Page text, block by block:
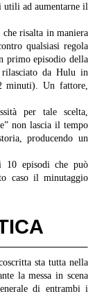
utili ad aumentarne il
risalta in maniera
qualsiasi regola
primo episodio della
da Hulu in
minuti). Un fattore,
per tale scelta,
non lascia il tempo
producendo un
10 episodi che può
caso il minutaggio
sta tutta nella
la messa in scena
di entrambi i